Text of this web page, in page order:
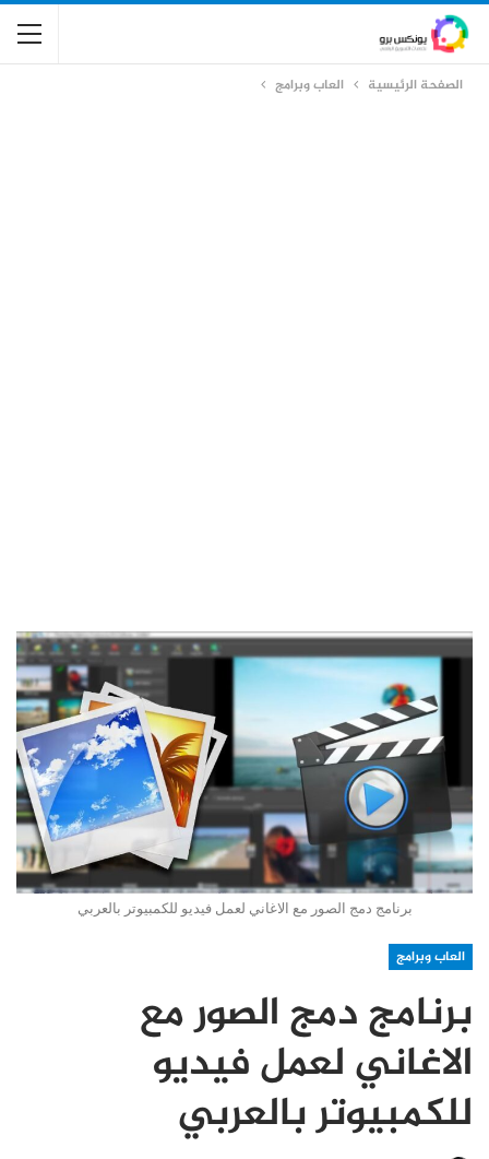
الصفحة الرئيسية العاب وبرامج
برنامج دمج الصور مع الاغاني لعمل فيديو للكمبيوتر بالعربي
العاب وبرامج
برنامج دمج الصور مع
الاغاني لعمل فيديو
للكمبيوتر بالعربي